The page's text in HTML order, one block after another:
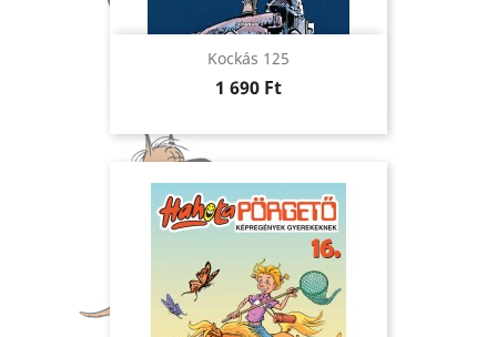
Kockás 125
Ár
1 690 Ft